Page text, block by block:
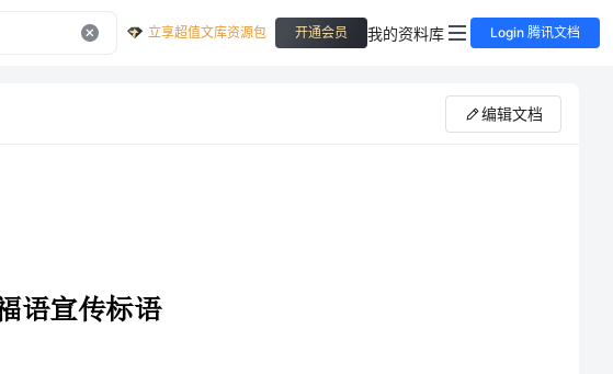
立享超值文库资源包 开通会员 我的资料库 Login 腾讯文档
编辑文档
1、清明节的天，云朵放轻了脚步，朵朵为你留步，清明节的雨，